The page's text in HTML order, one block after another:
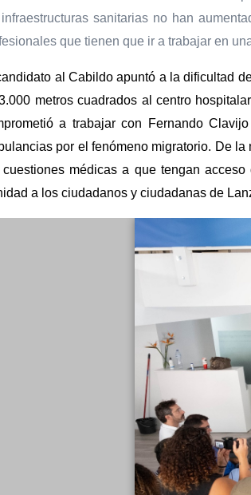
infraestructuras sanitarias no han
que tienen que ir a trabajar en
al Cabildo apuntó a la dificultad
metros cuadrados al centro
a trabajar con Fernando
por el fenómeno migratorio. De
cuestiones médicas a que tengan
a los ciudadanos y ciudadanas de